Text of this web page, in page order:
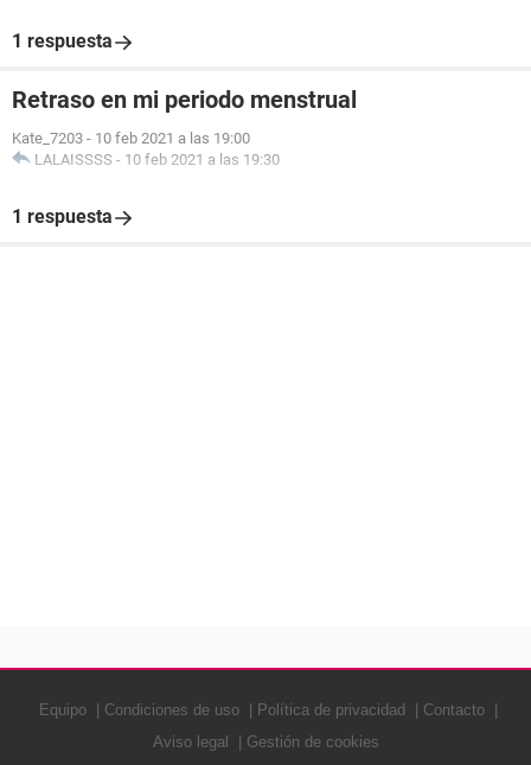
1 respuesta
Retraso en mi periodo menstrual
Kate_7203 - 10 feb 2021 a las 19:00
LALAISSSS - 10 feb 2021 a las 19:30
1 respuesta
Equipo Condiciones de uso Política de privacidad
Contacto
Aviso legal
Gestión de cookies